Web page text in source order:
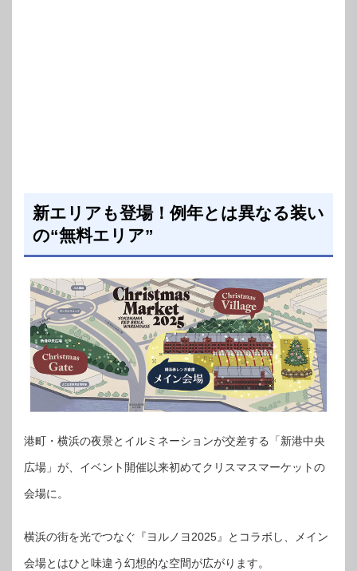
新エリアも登場！例年とは異なる装い
の“無料エリア”
港町・横浜の夜景とイルミネーションが交差する「新港中央
広場」が、イベント開催以来初めてクリスマスマーケットの
会場に。
横浜の街を光でつなぐ『ヨルノヨ2025』とコラボし、メイン
会場とはひと味違う幻想的な空間が広がります。